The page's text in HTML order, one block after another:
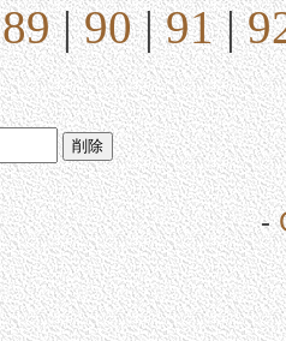
89|90|91|
-